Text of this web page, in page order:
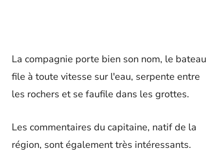
La compagnie porte bien son nom, le bateau
file à toute vitesse sur l'eau, serpente entre
les rochers et se faufile dans les grottes.
Les commentaires du capitaine, natif de la
région, sont également très intéressants.